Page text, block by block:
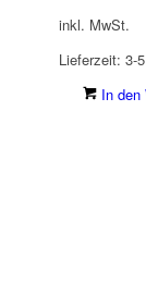
inkl. MwSt.
Lieferzeit: 3-
In den